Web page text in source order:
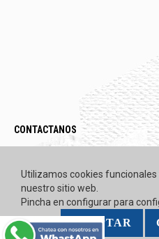
CONTACTANOS
Utilizamos cookies
nuestro sitio web.
Pincha en configurar para
ACEPTAR